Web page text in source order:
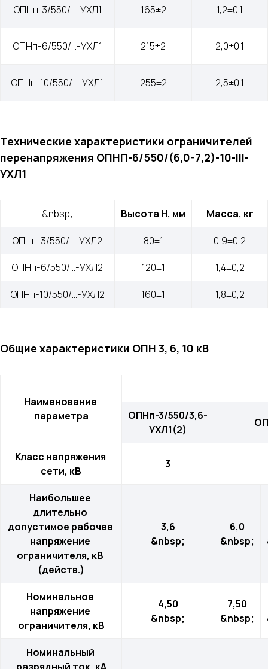
ОПНп-3/550/…-УХЛ1 165±2 1,2±0,1
ОПНп-6/550/…-УХЛ1 215±2 2,0±0,1
ОПНп-10/550/…-УХЛ1 255±2 2,5±0,1
Технические характеристики ограничителей
перенапряжения ОПНП-6/550/(6,0-7,2)-10-III-
УХЛ1
&nbsp; Высота Н, мм Масса, кг
ОПНп-3/550/…-УХЛ2 80±1 0,9±0,2
ОПНп-6/550/…-УХЛ2 120±1 1,4±0,2
ОПНп-10/550/…-УХЛ2 160±1 1,8±0,2
Общие характеристики ОПН 3, 6, 10 кВ
Наименование
параметра
ОПНп-3/550/3,6-
УХЛ1(2)
Класс напряжения
сети, кВ
3
Наибольшее
длительно
допустимое рабочее
напряжение
ограничителя, кВ
(действ.)
3,6
&nbsp;
6,0
&nbsp;
Номинальное
напряжение
ограничителя, кВ
4,50
&nbsp;
7,50
&nbsp;
Номинальный